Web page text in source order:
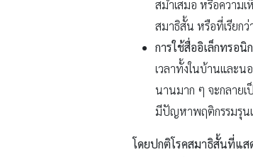
สม่ำเสมอ หรือความ
สมาธิสั้น หรือที่เรียก
การใช้สื่ออิเล็กทรอนิ
เวลาทั้งในบ้านและน
นานมาก ๆ จะกลายเ
มีปัญหาพฤติกรรมรุนแ
โดยปกติโรคสมาธิสั้นที่แส